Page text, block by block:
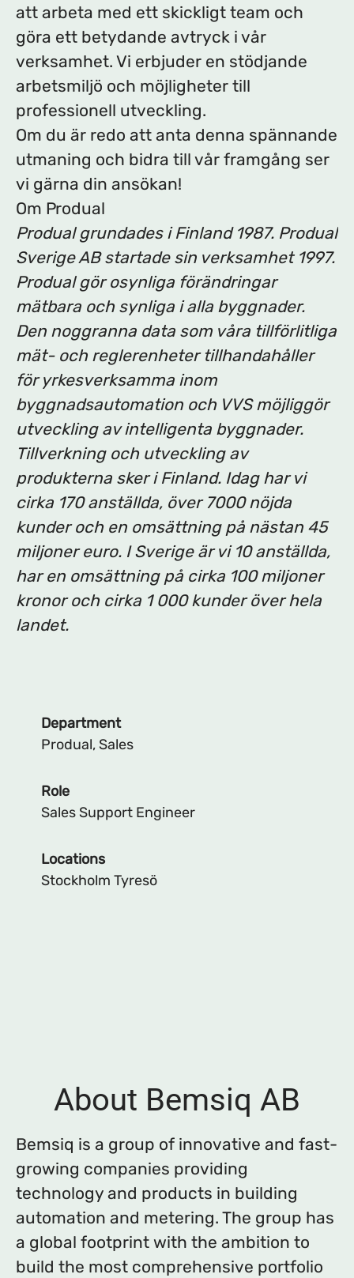
att arbeta med ett skickligt team och
göra ett betydande avtryck i vår
verksamhet. Vi erbjuder en stödjande
arbetsmiljö och möjligheter till
professionell utveckling.
Om du är redo att anta denna spännande
utmaning och bidra till vår framgång ser
vi gärna din ansökan!
Om Produal
Produal grundades i Finland 1987. Produal
Sverige AB startade sin verksamhet 1997.
Produal gör osynliga förändringar
mätbara och synliga i alla byggnader.
Den noggranna data som våra tillförlitliga
mät- och reglerenheter tillhandahåller
för yrkesverksamma inom
byggnadsautomation och VVS möjliggör
utveckling av intelligenta byggnader.
Tillverkning och utveckling av
produkterna sker i Finland. Idag har vi
cirka 170 anställda, över 7000 nöjda
kunder och en omsättning på nästan 45
miljoner euro. I Sverige är vi 10 anställda,
har en omsättning på cirka 100 miljoner
kronor och cirka 1 000 kunder över hela
landet.
Department
Produal, Sales
Role
Sales Support Engineer
Locations
Stockholm Tyresö
About Bemsiq AB
Bemsiq is a group of innovative and fast-
growing companies providing
technology and products in building
automation and metering. The group has
a global footprint with the ambition to
build the most comprehensive portfolio